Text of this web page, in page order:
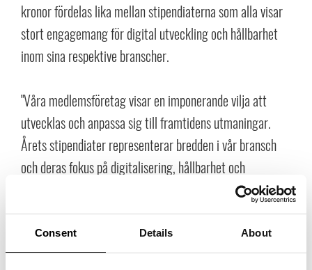
Consent Details About
kronor fördelas lika mellan stipendiaterna som alla visar
stort engagemang för digital utveckling och hållbarhet
inom sina respektive branscher.
"Våra medlemsföretag visar en imponerande vilja att
utvecklas och anpassa sig till framtidens utmaningar.
Årets stipendiater representerar bredden i vår bransch
och deras fokus på digitalisering, hållbarhet och
innovation är precis vad som krävs för att stärka svensk
handel", säger Helena Waker, VD för Trade Partners
Sweden.